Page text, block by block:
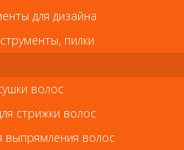
для дизайна
пилки
волос
стрижки волос
волос